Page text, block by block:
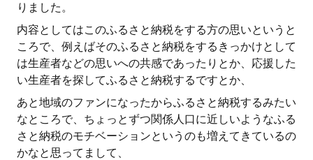
りました。
内容としてはこのふるさと納税をする方の思いというと
ころで、例えばそのふるさと納税をするきっかけとして
は生産者などの思いへの共感であったりとか、応援した
い生産者を探してふるさと納税するですとか、
あと地域のファンになったからふるさと納税するみたい
なところで、ちょっとずつ関係人口に近しいようなふる
さと納税のモチベーションというのも増えてきているの
かなと思ってまして、